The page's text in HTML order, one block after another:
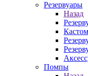
Резервуары
Назад
Помпы